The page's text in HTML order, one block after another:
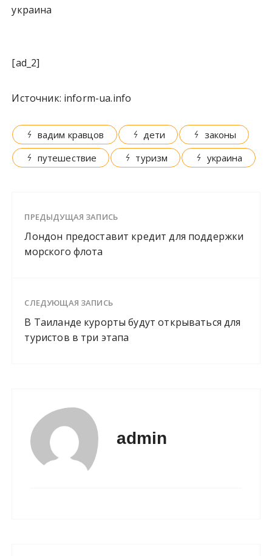
украина
[ad_2]
Источник: inform-ua.info
вадим кравцов дети
законы
путешествие
туризм украина
ПРЕДЫДУЩАЯ ЗАПИСЬ
Лондон предоставит кредит для поддержки
морского флота
СЛЕДУЮЩАЯ ЗАПИСЬ
В Таиланде курорты будут открываться для
туристов в три этапа
admin